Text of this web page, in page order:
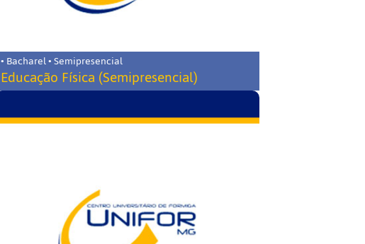
• Bacharel • Semipresencial
Educação Física (Semipresencial)